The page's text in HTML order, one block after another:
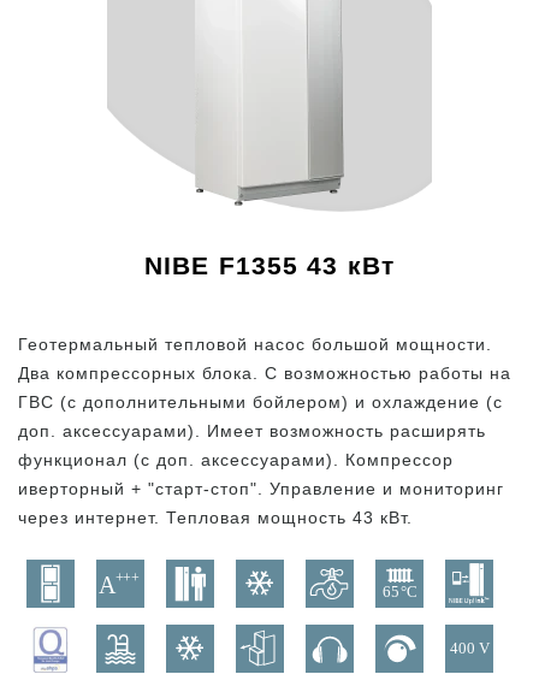
NIBE F1355 43 кВт
Геотермальный тепловой насос большой мощности.
Два компрессорных блока. C возможностью работы на
ГВС (с дополнительными бойлером) и охлаждение (с
доп. аксессуарами). Имеет возможность расширять
функционал (с доп. аксессуарами). Компрессор
иверторный + "старт-стоп". Управление и мониторинг
через интернет. Тепловая мощность 43 кВт.